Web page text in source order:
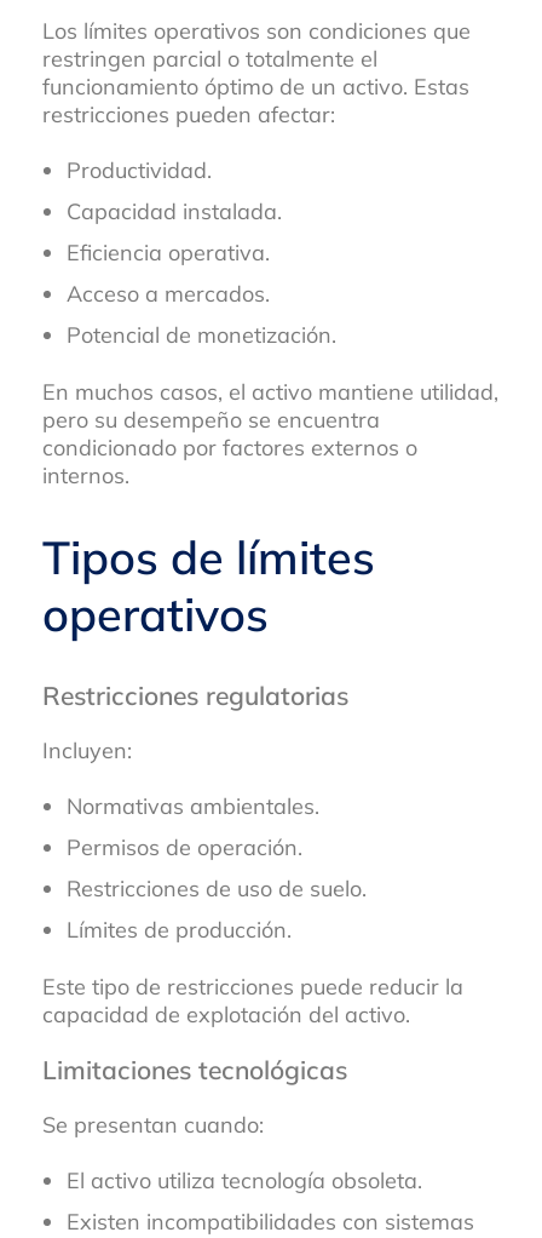
Los límites operativos son condiciones que
restringen parcial o totalmente el
funcionamiento óptimo de un activo. Estas
restricciones pueden afectar:
Productividad.
Capacidad instalada.
Eficiencia operativa.
Acceso a mercados.
Potencial de monetización.
En muchos casos, el activo mantiene utilidad,
pero su desempeño se encuentra
condicionado por factores externos o
internos.
Tipos de límites
operativos
Restricciones regulatorias
Incluyen:
Normativas ambientales.
Permisos de operación.
Restricciones de uso de suelo.
Límites de producción.
Este tipo de restricciones puede reducir la
capacidad de explotación del activo.
Limitaciones tecnológicas
Se presentan cuando:
El activo utiliza tecnología obsoleta.
Existen incompatibilidades con sistemas